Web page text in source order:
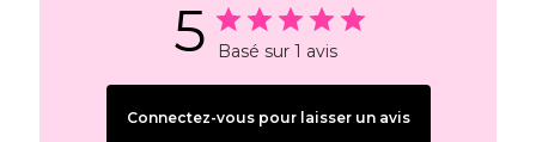
5 Basé sur 1 avis
Connectez-vous pour laisser un avis